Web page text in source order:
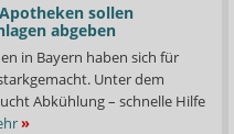
sollen
abgeben
in Bayern haben sich für
Unter dem
Abkühlung – schnelle Hilfe
»